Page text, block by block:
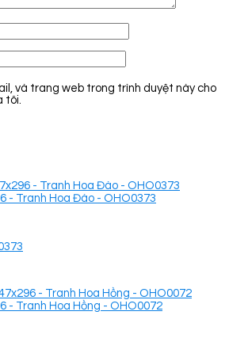
và trang web trong trình duyệt này cho
tôi.